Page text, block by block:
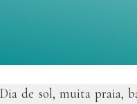
Dia de sol, muita praia,